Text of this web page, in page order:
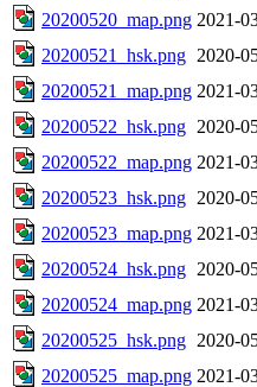
20200520_map.png 2021-
20200521_hsk.png 2020-
20200521_map.png 2021-
20200522_hsk.png 2020-
20200522_map.png 2021-
20200523_hsk.png 2020-
20200523_map.png 2021-
20200524_hsk.png 2020-
20200524_map.png 2021-
20200525_hsk.png 2020-
20200525_map.png 2021-